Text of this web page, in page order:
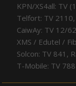
KPN/XS4all: TV
Telfort: TV
CaiwAy: TV 12/
XMS / Edutel /
Solcon: TV 841,
T-Mobile: TV 788